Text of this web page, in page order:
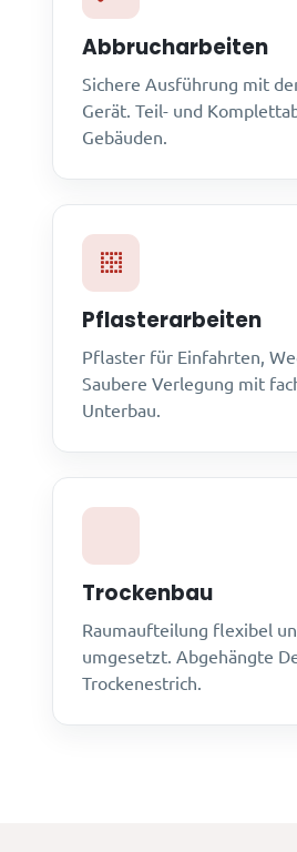
Abbrucharbeiten
Sichere Ausführung mit
Gerät. Teil- und
Gebäuden.
Pflasterarbeiten
Pflaster für Einfahrten,
Saubere Verlegung mit
Unterbau.
Trockenbau
Raumaufteilung flexibel
umgesetzt. Abgehängte
Trockenestrich.